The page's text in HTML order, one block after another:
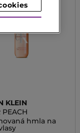
KLEIN
PEACH
hmla na